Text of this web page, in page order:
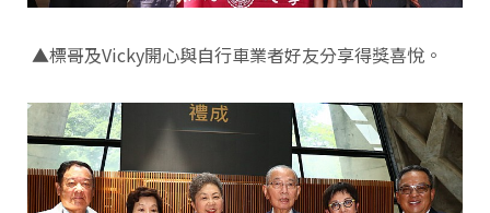
▲標哥及Vicky開心與自行車業者好友分享得獎喜悅。